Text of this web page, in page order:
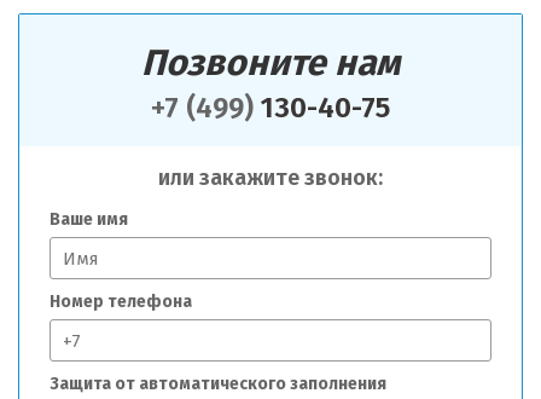
Позвоните нам
+7 (499) 130-40-75
или закажите звонок:
Ваше имя
Номер телефона
Защита от автоматического заполнения